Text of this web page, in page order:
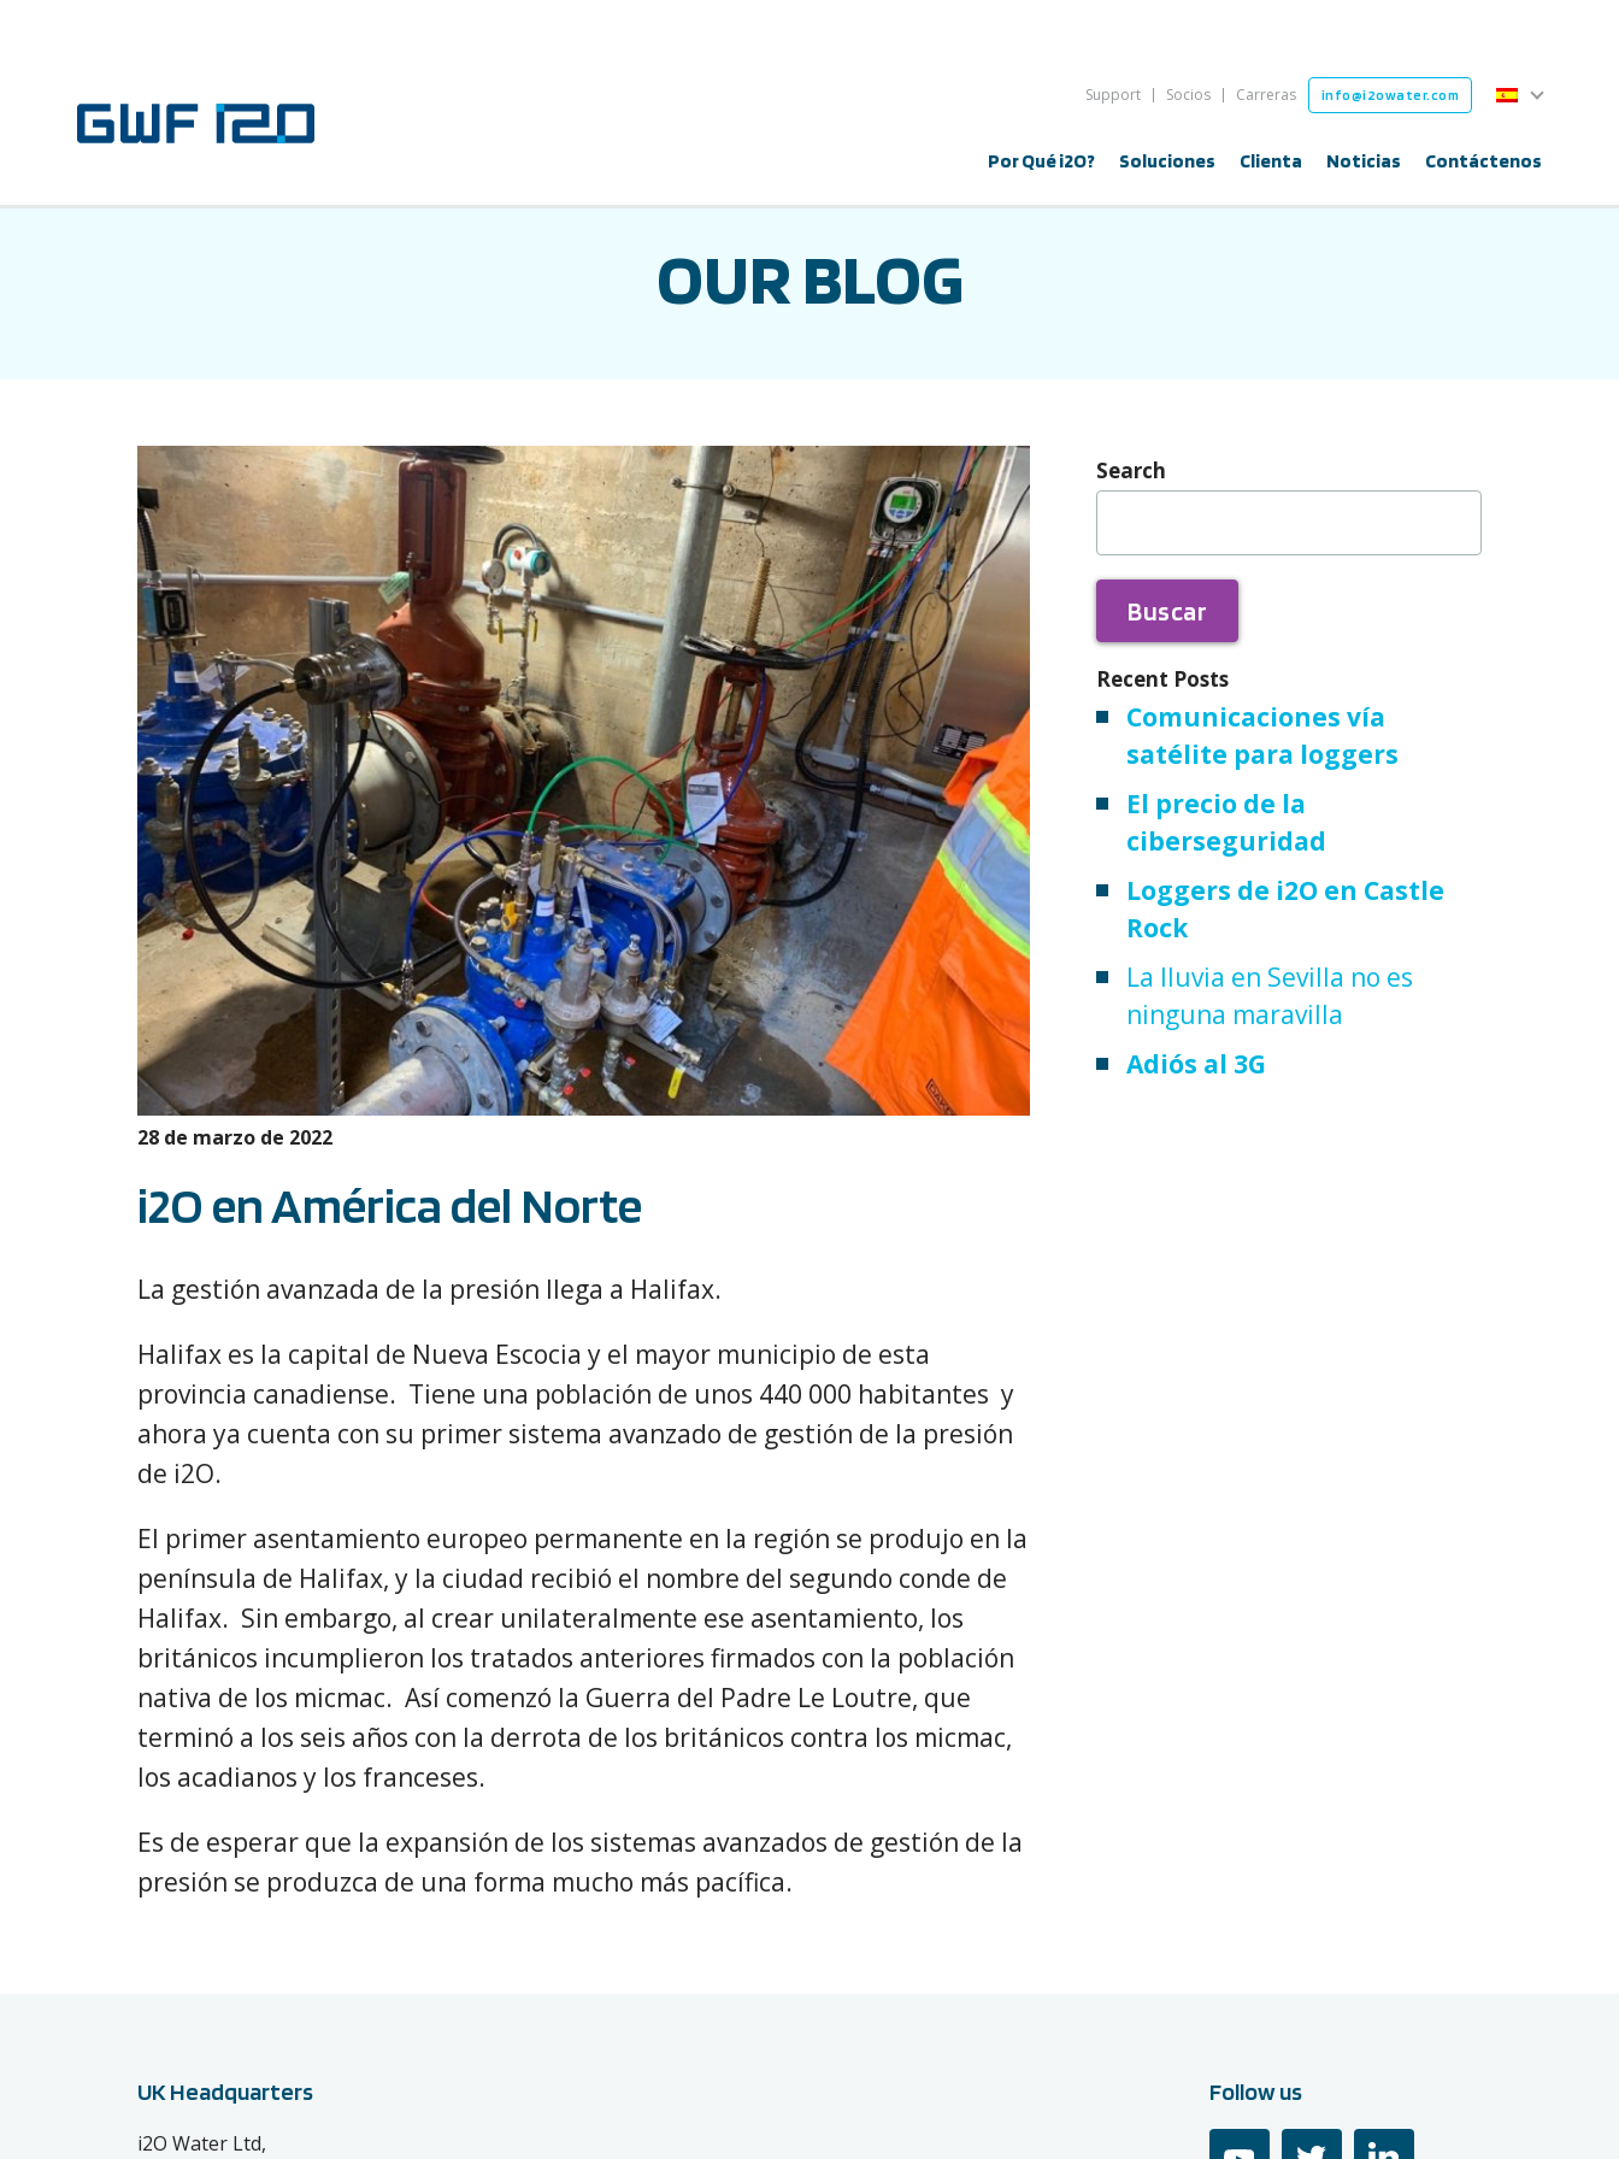
Por Qué i2O? Soluciones Clienta Noticias Contáctenos
Support Socios Carreras info@i2owater.com Español
OUR BLOG
28 de marzo de 2022
i2O en América del Norte
La gestión avanzada de la presión llega a Halifax.
Halifax es la capital de Nueva Escocia y el mayor municipio de esta
provincia canadiense. Tiene una población de unos 440 000 habitantes y
ahora ya cuenta con su primer sistema avanzado de gestión de la presión
de i2O.
El primer asentamiento europeo permanente en la región se produjo en la
península de Halifax, y la ciudad recibió el nombre del segundo conde de
Halifax. Sin embargo, al crear unilateralmente ese asentamiento, los
británicos incumplieron los tratados anteriores firmados con la población
nativa de los micmac. Así comenzó la Guerra del Padre Le Loutre, que
terminó a los seis años con la derrota de los británicos contra los micmac,
los acadianos y los franceses.
Es de esperar que la expansión de los sistemas avanzados de gestión de la
presión se produzca de una forma mucho más pacífica.
Search
Buscar:
Recent Posts
Comunicaciones vía
satélite para loggers
El precio de la
ciberseguridad
Loggers de i2O en Castle
Rock
La lluvia en Sevilla no es
ninguna maravilla
Adiós al 3G
UK Headquarters
i2O Water Ltd,
Follow us